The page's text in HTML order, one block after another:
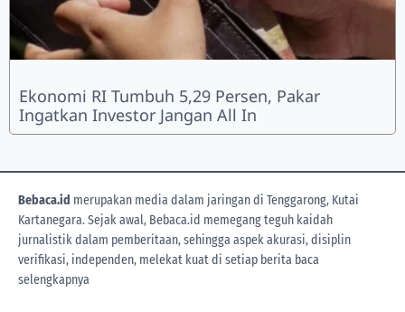
Ekonomi RI Tumbuh 5,29 Persen, Pakar
Ingatkan Investor Jangan All In
Bebaca.id merupakan media dalam jaringan di Tenggarong, Kutai
Kartanegara. Sejak awal, Bebaca.id memegang teguh kaidah
jurnalistik dalam pemberitaan, sehingga aspek akurasi, disiplin
verifikasi, independen, melekat kuat di setiap berita baca
selengkapnya